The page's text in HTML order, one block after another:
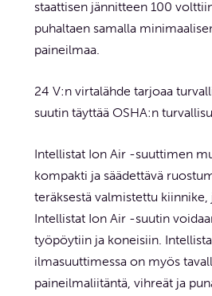
staattisen jännitteen 100
puhaltaen samalla
paineilmaa.
24 V:n virtalähde tarjoaa
suutin täyttää OSHA:n
Intellistat Ion Air -suuttimen
kompakti ja säädettävä
teräksestä valmistettu kiinnike,
Intellistat Ion Air -suutin
työpöytiin ja koneisiin.
ilmasuuttimessa on myös
paineilmaliitäntä, vihreät ja